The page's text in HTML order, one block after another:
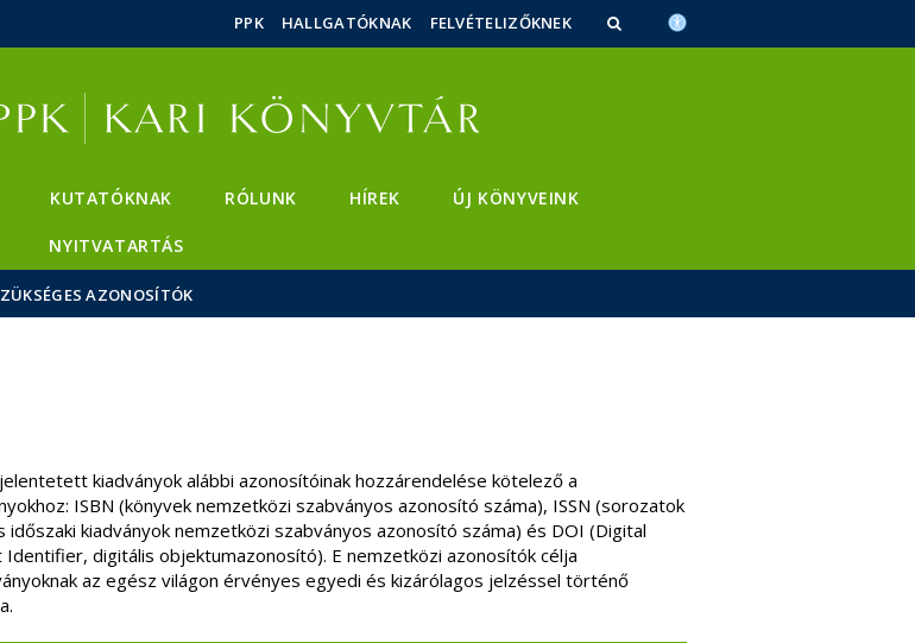
PPK HALLGATÓKNAK FELVÉTELIZŐKNEK
KUTATÓKNAK RÓLUNK HÍREK ÚJ KÖNYVEINK
NYITVATARTÁS
AZONOSÍTÓK
kiadványok alábbi azonosítóinak hozzárendelése kötelező a
ISBN (könyvek nemzetközi szabványos azonosító száma), ISSN (sorozatok
időszaki kiadványok nemzetközi szabványos azonosító száma) és DOI (Digital
Identifier, digitális objektumazonosító). E nemzetközi azonosítók célja
az egész világon érvényes egyedi és kizárólagos jelzéssel történő